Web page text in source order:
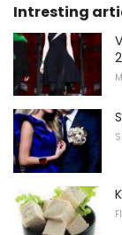
Intresting